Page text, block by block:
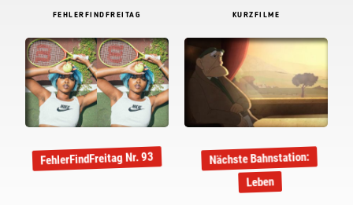
FEHLERFINDFREITAG
FehlerFindFreitag Nr. 93
KURZFILME
Nächste Bahnstation:
Leben